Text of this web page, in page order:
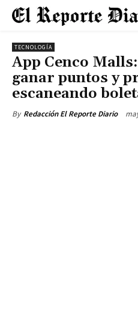
TECNOLOGÍA
App Cenco
ganar puntos y
escaneando
By Redacción El Reporte Diario